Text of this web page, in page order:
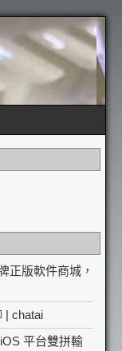
正版軟件商城，
| chatai
平台雙拼輸